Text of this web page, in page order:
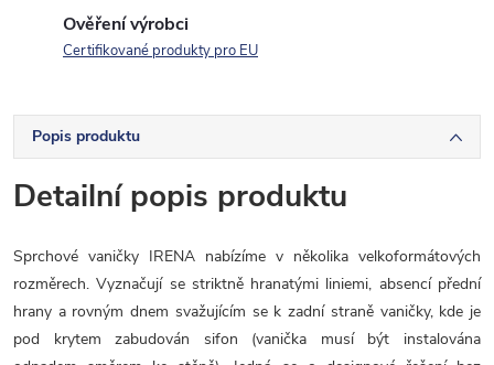
Ověření výrobci
Certifikované produkty pro EU
Popis produktu
Detailní popis produktu
Sprchové vaničky IRENA nabízíme v několika velkoformátových
rozměrech. Vyznačují se striktně hranatými liniemi, absencí přední
hrany a rovným dnem svažujícím se k zadní straně vaničky, kde je
pod krytem zabudován sifon (vanička musí být instalována